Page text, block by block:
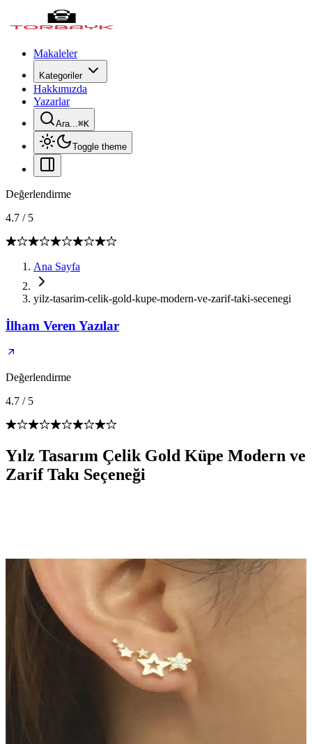
Makaleler
Kategoriler
Hakkımızda
Yazarlar
Ara...⌘K
Toggle theme
Değerlendirme
4.7 / 5
Ana Sayfa
yilz-tasarim-celik-gold-kupe-modern-ve-zarif-taki-secenegi
İlham Veren Yazılar
Değerlendirme
4.7 / 5
Yılz Tasarım Çelik Gold Küpe Modern ve
Zarif Takı Seçeneği